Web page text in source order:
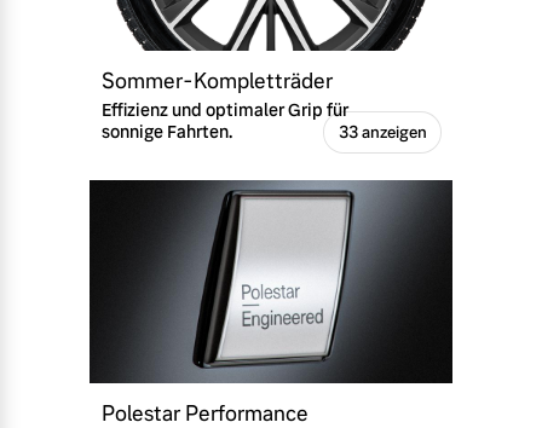
Sommer-Kompletträder
Effizienz und optimaler Grip für
sonnige Fahrten.
33 anzeigen
Polestar Performance